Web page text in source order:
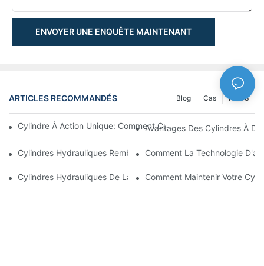
ENVOYER UNE ENQUÊTE MAINTENANT
ARTICLES RECOMMANDÉS NEWS
Cas
Blog
Cylindre À Action Unique: Comment Cela Fonctionne &
Avantages Des Cylindres À
Cylindres Hydrauliques Rembourrés: Réduction De L'impact &
Comment La Technologie
Cylindres Hydrauliques De La Charrue De Neige:
Comment Maintenir Votre